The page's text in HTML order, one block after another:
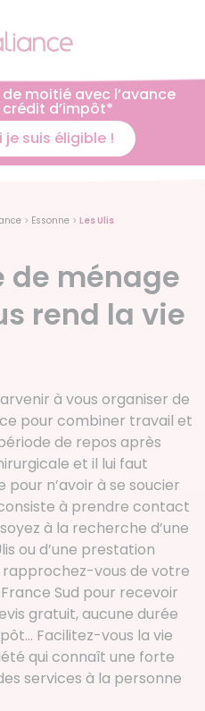
moitié avec l’avance
d’impôt*
suis éligible !
> Essonne > Les Ulis
de ménage
rend la vie
à vous organiser de
pour combiner travail et
de repos après
et il lui faut
pour n’avoir à se soucier
à prendre contact
à la recherche d’une
ou d’une prestation
rapprochez-vous de votre
Sud pour recevoir
gratuit, aucune durée
Facilitez-vous la vie
qui connaît une forte
services à la personne